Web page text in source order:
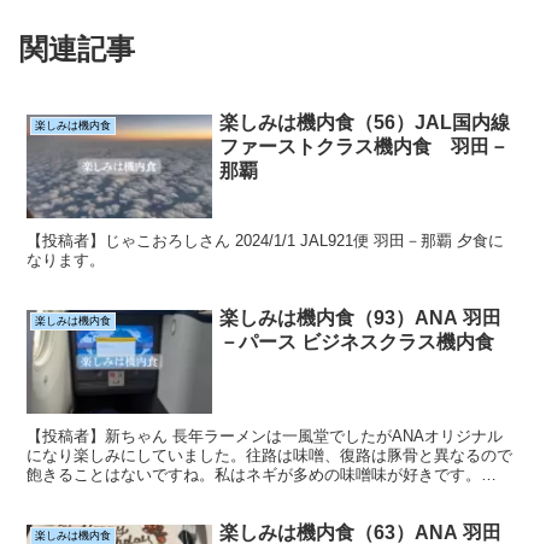
関連記事
楽しみは機内食
楽しみは機内食（56）JAL国内線
ファーストクラス機内食 羽田－
那覇
【投稿者】じゃこおろしさん 2024/1/1 JAL921便 羽田－那覇 夕食に
なります。
楽しみは機内食
楽しみは機内食（93）ANA 羽田
－パース ビジネスクラス機内食
【投稿者】新ちゃん 長年ラーメンは一風堂でしたがANAオリジナル
になり楽しみにしていました。往路は味噌、復路は豚骨と異なるので
飽きることはないですね。私はネギが多めの味噌味が好きです。
楽しみは機内食
楽しみは機内食（63）ANA 羽田